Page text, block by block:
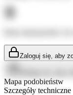
Zaloguj się, aby
Mapa podobieństw
Szczegóły techniczne